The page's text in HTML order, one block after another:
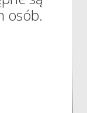
osób.